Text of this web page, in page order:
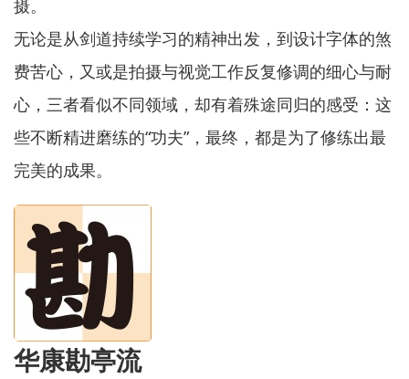
摄。
无论是从剑道持续学习的精神出发，到设计字体的煞
费苦心，又或是拍摄与视觉工作反复修调的细心与耐
心，三者看似不同领域，却有着殊途同归的感受：这
些不断精进磨练的“功夫”，最终，都是为了修练出最
完美的成果。
华康勘亭流